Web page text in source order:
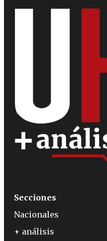
Secciones
Nacionales
+ análisis